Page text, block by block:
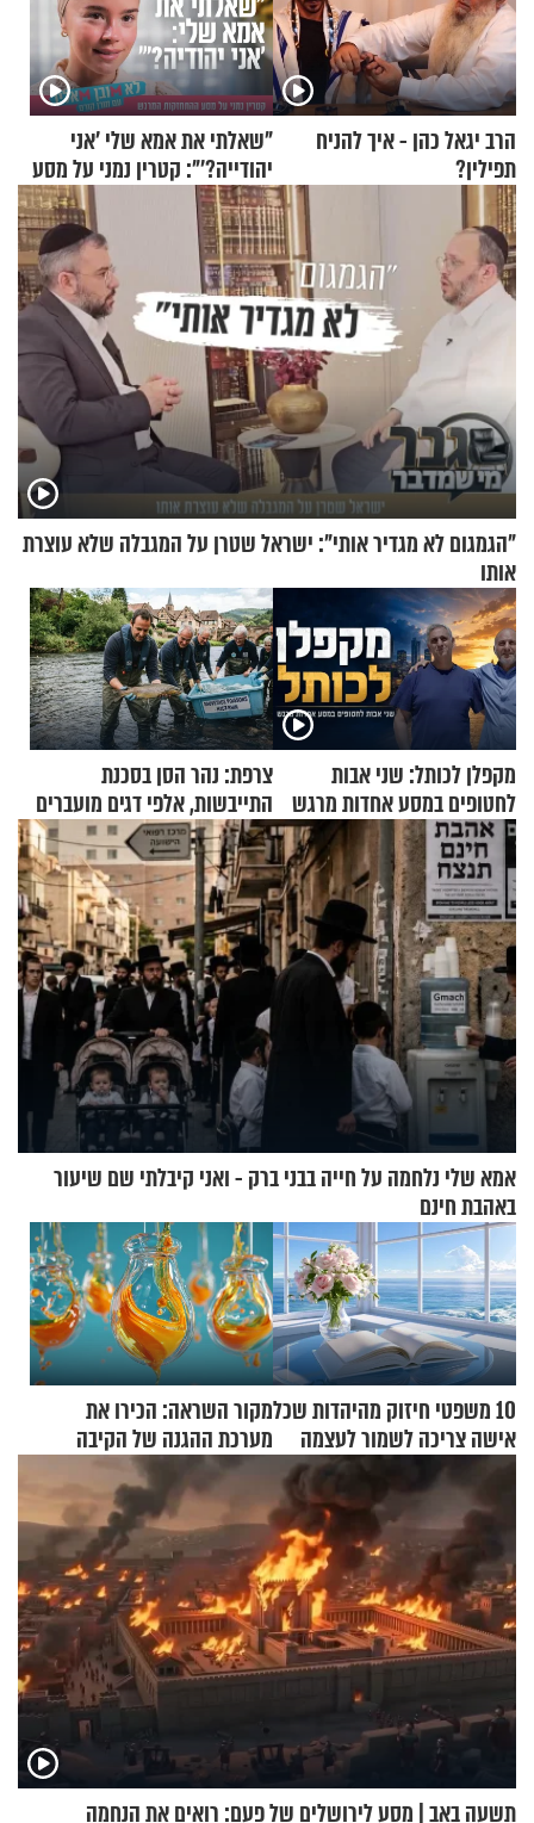
הרב יגאל כהן - איך להניח
תפילין?
"שאלתי את אמא שלי 'אני
יהודייה?'": קטרין נמני על מסע
ההתחזקות המרגש
"הגמגום לא מגדיר אותי": ישראל שטרן על המגבלה שלא עוצרת
אותו
מקפלן לכותל: שני אבות
לחטופים במסע אחדות מרגש
צרפת: נהר הסן בסכנת
התייבשות, אלפי דגים מועברים
במבצעי חילוץ
אמא שלי נלחמה על חייה בבני ברק - ואני קיבלתי שם שיעור
באהבת חינם
10 משפטי חיזוק מהיהדות שכל
אישה צריכה לשמור לעצמה
מקור השראה: הכירו את
מערכת ההגנה של הקיבה
תשעה באב | מסע לירושלים של פעם: רואים את הנחמה